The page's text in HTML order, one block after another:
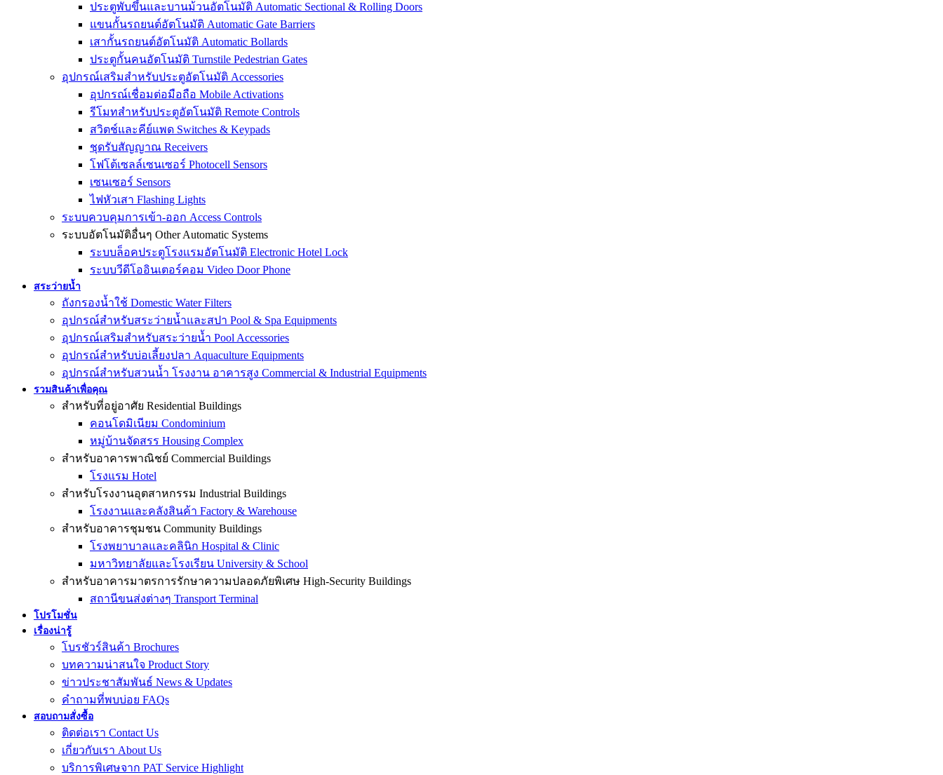
ประตูพับขึ้นและบานม้วนอัตโนมัติ Automatic Sectional & Rolling Doors
แขนกั้นรถยนต์อัตโนมัติ Automatic Gate Barriers
เสากั้นรถยนต์อัตโนมัติ Automatic Bollards
ประตูกั้นคนอัตโนมัติ Turnstile Pedestrian Gates
อุปกรณ์เสริมสำหรับประตูอัตโนมัติ Accessories
อุปกรณ์เชื่อมต่อมือถือ Mobile Activations
รีโมทสำหรับประตูอัตโนมัติ Remote Controls
สวิตช์และคีย์แพด Switches & Keypads
ชุดรับสัญญาณ Receivers
โฟโต้เซลล์เซนเซอร์ Photocell Sensors
เซนเซอร์ Sensors
ไฟหัวเสา Flashing Lights
ระบบควบคุมการเข้า-ออก Access Controls
ระบบอัตโนมัติอื่นๆ Other Automatic Systems
ระบบล็อคประตูโรงเเรมอัตโนมัติ Electronic Hotel Lock
ระบบวีดีโออินเตอร์คอม Video Door Phone
สระว่ายน้ำ
ถังกรองน้ำใช้ Domestic Water Filters
อุปกรณ์สำหรับสระว่ายน้ำและสปา Pool & Spa Equipments
อุปกรณ์เสริมสำหรับสระว่ายน้ำ Pool Accessories
อุปกรณ์สำหรับบ่อเลี้ยงปลา Aquaculture Equipments
อุปกรณ์สำหรับสวนน้ำ โรงงาน อาคารสูง Commercial & Industrial Equipments
รวมสินค้าเพื่อคุณ
สำหรับที่อยู่อาศัย Residential Buildings
คอนโดมิเนียม Condominium
หมู่บ้านจัดสรร Housing Complex
สำหรับอาคารพาณิชย์ Commercial Buildings
โรงแรม Hotel
สำหรับโรงงานอุตสาหกรรม Industrial Buildings
โรงงานและคลังสินค้า Factory & Warehouse
สำหรับอาคารชุมชน Community Buildings
โรงพยาบาลและคลินิก Hospital & Clinic
มหาวิทยาลัยและโรงเรียน University & School
สำหรับอาคารมาตรการรักษาความปลอดภัยพิเศษ High-Security Buildings
สถานีขนส่งต่างๆ Transport Terminal
โปรโมชั่น
เรื่องน่ารู้
โบรชัวร์สินค้า Brochures
บทความน่าสนใจ Product Story
ข่าวประชาสัมพันธ์ News & Updates
คำถามที่พบบ่อย FAQs
สอบถามสั่งซื้อ
ติดต่อเรา Contact Us
เกี่ยวกับเรา About Us
บริการพิเศษจาก PAT Service Highlight